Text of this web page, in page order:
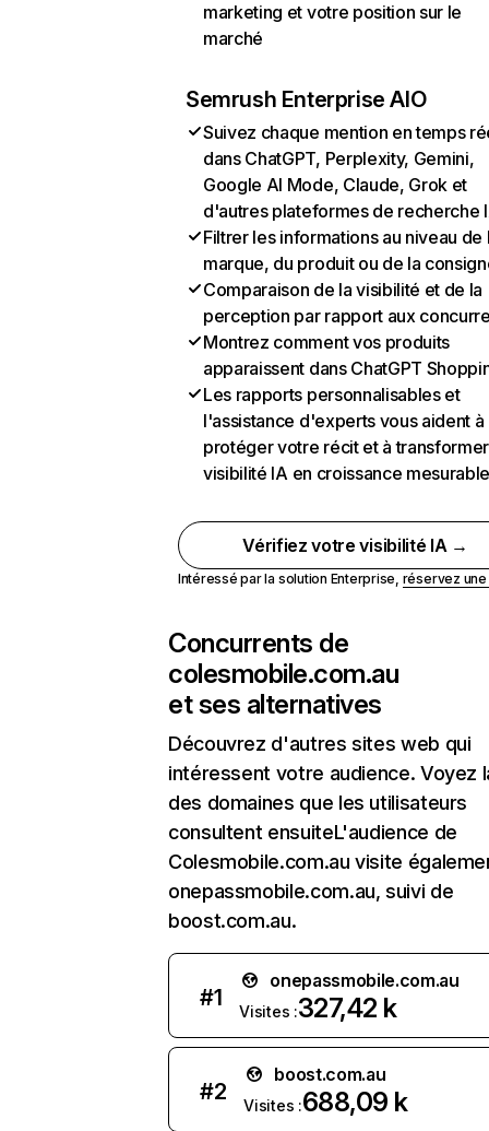
marketing et votre position sur le
marché
Semrush Enterprise AIO
Suivez chaque mention en temps
dans ChatGPT, Perplexity, Gemini,
Google AI Mode, Claude, Grok et
d'autres plateformes de recherche
Filtrer les informations au niveau de
marque, du produit ou de la
Comparaison de la visibilité et de la
perception par rapport aux
Montrez comment vos produits
apparaissent dans ChatGPT
Les rapports personnalisables et
l'assistance d'experts vous aident à
protéger votre récit et à
visibilité IA en croissance
Vérifiez votre visibilité IA →
Intéressé par la solution Enterprise, réservez
Concurrents de
colesmobile.com.au
et ses alternatives
Découvrez d'autres sites web qui
intéressent votre audience. Voyez
des domaines que les utilisateurs
consultent ensuiteL'audience de
Colesmobile.com.au visite
onepassmobile.com.au, suivi de
boost.com.au.
#1
onepassmobile.com.au
Visites :327,42 k
#2
boost.com.au
Visites :688,09 k